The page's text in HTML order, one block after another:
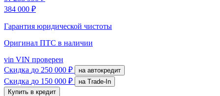
384 000 ₽
Гарантия юридической чистоты
Оригинал ПТС в наличии
vin VIN проверен
Скидка до 250 000 ₽ на автокредит
Скидка до 150 000 ₽
на Trade-In
Купить в кредит